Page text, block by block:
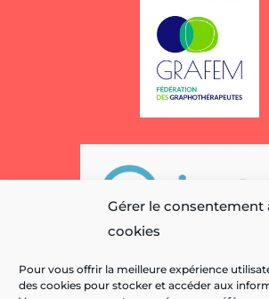
Gérer le consentement
cookies
Pour vous offrir la meilleure expérience
des cookies pour stocker et accéder aux